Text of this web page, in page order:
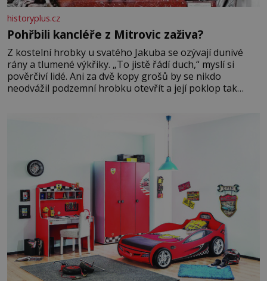
historyplus.cz
Pohřbili kancléře z Mitrovic zaživa?
Z kostelní hrobky u svatého Jakuba se ozývají dunivé
rány a tlumené výkřiky. „To jistě řádí duch,“ myslí si
pověrčiví lidé. Ani za dvě kopy grošů by se nikdo
neodvážil podzemní hrobku otevřít a její poklop tak